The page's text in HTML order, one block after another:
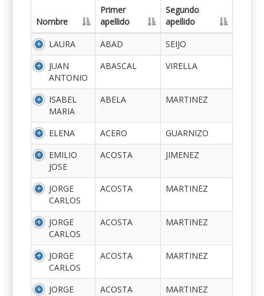
Nombre
Primer
apellido
Segundo
apellido
LAURA
ABAD
SEIJO
JUAN
ANTONIO
ABASCAL VIRELLA
ISABEL
MARIA
ABELA MARTINEZ
ELENA ACERO
GUARNIZO
EMILIO
JOSE
ACOSTA JIMENEZ
JORGE
CARLOS
ACOSTA MARTINEZ
JORGE
CARLOS
ACOSTA MARTINEZ
JORGE
CARLOS
ACOSTA MARTINEZ
JORGE
ACOSTA MARTINEZ